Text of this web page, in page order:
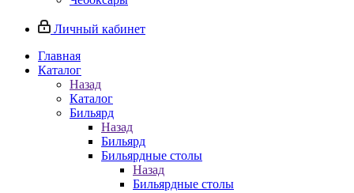
Личный кабинет
Главная
Каталог
Назад
Каталог
Бильярд
Назад
Бильярд
Бильярдные столы
Назад
Бильярдные столы